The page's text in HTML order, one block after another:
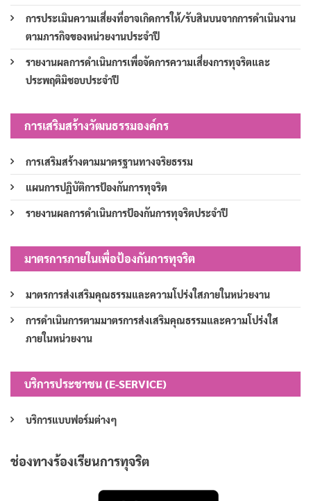
การประเมินความเสี่ยงที่อาจเกิดการให้/รับสินบนจากการดำเนินงาน
ตามภารกิจของหน่วยงานประจำปี
รายงานผลการดำเนินการเพื่อจัดการความเสี่ยงการทุจริตและ
ประพฤติมิชอบประจำปี
การเสริมสร้างวัฒนธรรมองค์กร
การเสริมสร้างตามมาตรฐานทางจริยธรรม
แผนการปฏิบัติการป้องกันการทุจริต
รายงานผลการดำเนินการป้องกันการทุจริตประจำปี
มาตรการภายในเพื่อป้องกันการทุจริต
มาตรการส่งเสริมคุณธรรมและความโปร่งใสภายในหน่วยงาน
การดำเนินการตามมาตรการส่งเสริมคุณธรรมและความโปร่งใส
ภายในหน่วยงาน
บริการประชาชน (E-SERVICE)
บริการแบบฟอร์มต่างๆ
ช่องทางร้องเรียนการทุจริต